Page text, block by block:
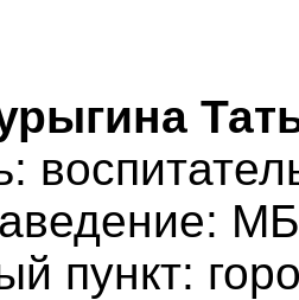
пункт: